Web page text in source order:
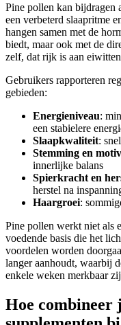
Pine pollen kan bijdragen
een verbeterd slaapritme
hangen samen met de
biedt, maar ook met de
zelf, dat rijk is aan
Gebruikers rapporteren
gebieden:
Energieniveau:
een stabielere
Slaapkwaliteit:
Stemming en
innerlijke balans
Spierkracht en
herstel na
Haargroei:
Pine pollen werkt niet als
voedende basis die het
voordelen worden
langer aanhoudt, waarbij
enkele weken merkbaar
Hoe combineer